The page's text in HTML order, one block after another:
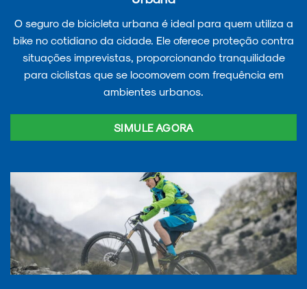
O seguro de bicicleta urbana é ideal para quem utiliza a
bike no cotidiano da cidade. Ele oferece proteção contra
situações imprevistas, proporcionando tranquilidade
para ciclistas que se locomovem com frequência em
ambientes urbanos.
SIMULE AGORA